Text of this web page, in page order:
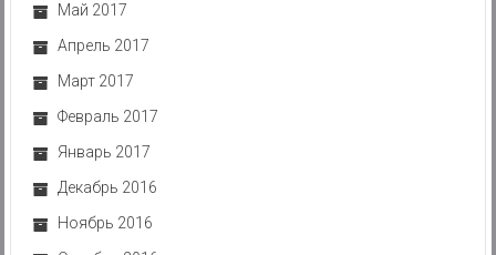
Май 2017
Апрель 2017
Март 2017
Февраль 2017
Январь 2017
Декабрь 2016
Ноябрь 2016